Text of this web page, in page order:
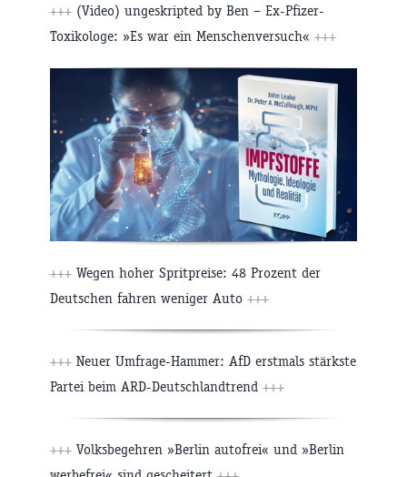
+++ (Video) ungeskripted by Ben – Ex-Pfizer-
Toxikologe: »Es war ein Menschenversuch« +++
+++ Wegen hoher Spritpreise: 48 Prozent der
Deutschen fahren weniger Auto +++
+++ Neuer Umfrage-Hammer: AfD erstmals stärkste
Partei beim ARD-Deutschlandtrend +++
+++ Volksbegehren »Berlin autofrei« und »Berlin